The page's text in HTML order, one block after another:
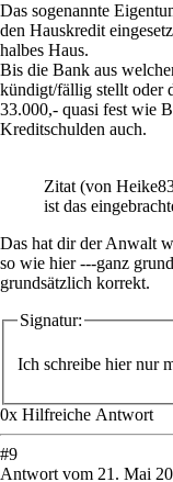
Das sogenannte
den Hauskredit
halbes Haus.
Bis die Bank aus
kündigt/fällig stellt oder
33.000,- quasi fest wie
Kreditschulden auch.
Zitat (von
ist das
Das hat dir der Anwalt
so wie hier ---ganz
grundsätzlich korrekt.
Signatur:
Ich schreibe hier nur
0x Hilfreiche Antwort
#9
Antwort vom 21. Mai